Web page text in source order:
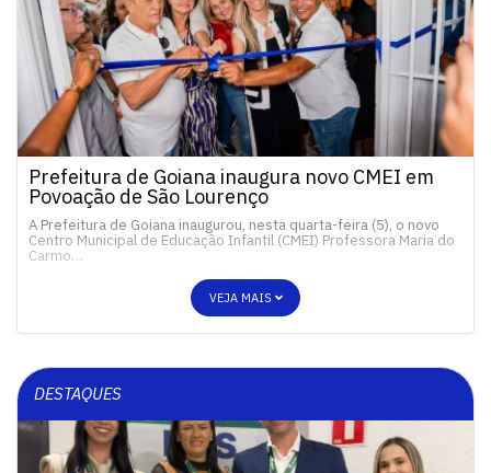
Prefeitura de Goiana inaugura novo CMEI em
Povoação de São Lourenço
A Prefeitura de Goiana inaugurou, nesta quarta-feira (5), o novo
Centro Municipal de Educação Infantil (CMEI) Professora Maria do
Carmo…
VEJA MAIS
DESTAQUES